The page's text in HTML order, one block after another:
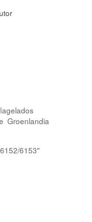
Groenlandia
6153"